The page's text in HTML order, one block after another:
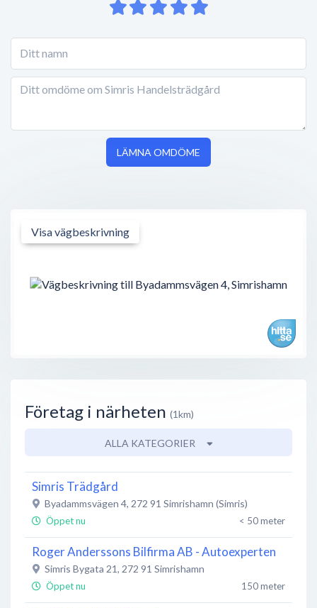
LÄMNA OMDÖME
Visa vägbeskrivning
Företag i närheten (1km)
ALLA KATEGORIER
Simris Trädgård
Byadammsvägen 4, 272 91 Simrishamn (Simris)
Öppet nu < 50 meter
Roger Anderssons Bilfirma AB - Autoexperten
Simris Bygata 21, 272 91 Simrishamn
Öppet nu 150 meter